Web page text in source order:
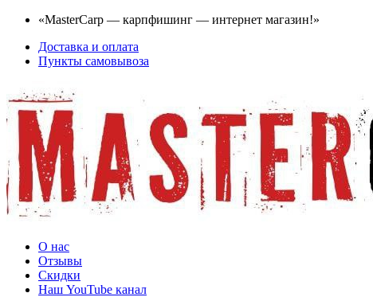
«MasterCarp — карпфишинг — интернет магазин!»
Доставка и оплата
Пункты самовывоза
О нас
Отзывы
Скидки
Наш YouTube канал